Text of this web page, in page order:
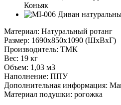
Коньяк
Материал: Натуральный ротанг
Размер: 1690х850х1090 (ШхВхГ)
Производитель: ТМК
Вес: 19 кг
Объем: 1,03 м3
Наполнение: ППУ
Дополнительная информация:
Материал подушки: рогожка